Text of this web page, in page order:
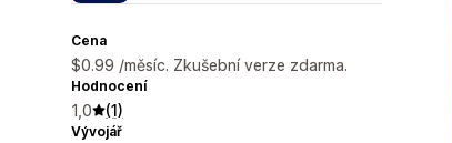
Cena
$0.99 /měsíc. Zkušební verze zdarma.
Hodnocení
1,0 (1)
Vývojář